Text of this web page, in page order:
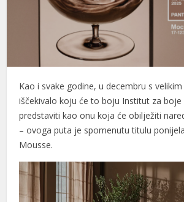
Kao i svake godine, u decembru s
iščekivalo koju će to boju Institut za boje
predstaviti kao onu koja će obilježiti
– ovoga puta je spomenutu titulu
Mousse.